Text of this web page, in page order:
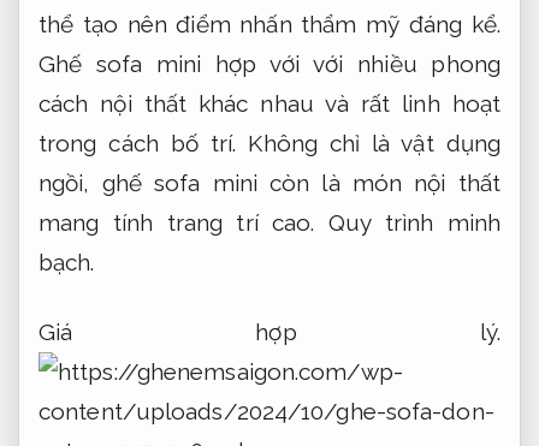
thể tạo nên điểm nhấn thẩm mỹ đáng kể.
Ghế sofa mini hợp với với nhiều phong
cách nội thất khác nhau và rất linh hoạt
trong cách bố trí. Không chỉ là vật dụng
ngồi, ghế sofa mini còn là món nội thất
mang tính trang trí cao. Quy trình minh
bạch.
Giá hợp lý.